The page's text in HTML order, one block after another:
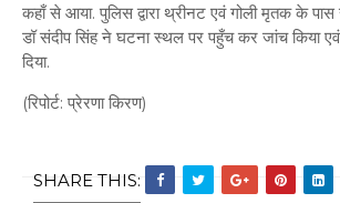
कहाँ से आया. पुलिस द्वारा थ्रीनट एवं गोली मृतक के पास
डॉ संदीप सिंह ने घटना स्थल पर पहुँच कर जांच किया
दिया.
(रिपोर्ट: प्रेरणा किरण)
SHARE THIS: